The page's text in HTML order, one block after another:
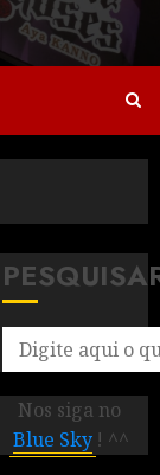
Nos siga no
Blue Sky ! ^^